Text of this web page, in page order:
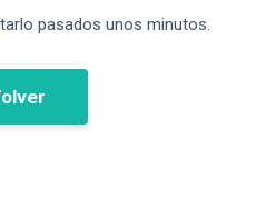
pasados unos minutos.